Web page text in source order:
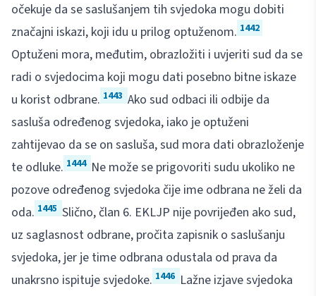
očekuje da se saslušanjem tih svjedoka mogu dobiti
značajni iskazi, koji idu u prilog optuženom. 1442
Optuženi mora, međutim, obrazložiti i uvjeriti sud da se
radi o svjedocima koji mogu dati posebno bitne iskaze
u korist odbrane. 1443 Ako sud odbaci ili odbije da
sasluša određenog svjedoka, iako je optuženi
zahtijevao da se on sasluša, sud mora dati obrazloženje
te odluke. 1444 Ne može se prigovoriti sudu ukoliko ne
pozove određenog svjedoka čije ime odbrana ne želi da
oda. 1445 Slično, član 6. EKLJP nije povrijeđen ako sud,
uz saglasnost odbrane, pročita zapisnik o saslušanju
svjedoka, jer je time odbrana odustala od prava da
unakrsno ispituje svjedoke. 1446 Lažne izjave svjedoka